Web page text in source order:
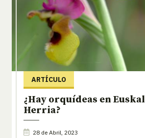
ARTÍCULO
¿Hay orquídeas en Euskal
Herria?
28 de Abril, 2023